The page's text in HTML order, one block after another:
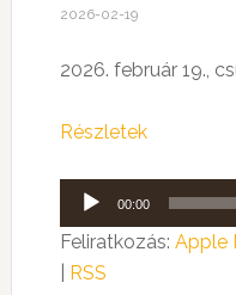
2026-02-19
2026. február 19.,
Részletek
Audió
lejátszó
00:00
Feliratkozás: Apple
RSS